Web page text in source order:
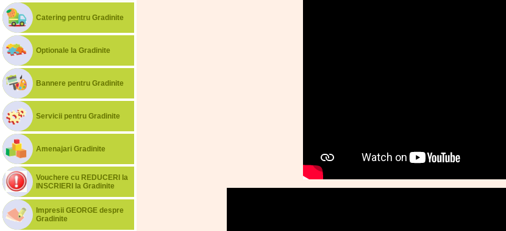
Catering pentru Gradinite
Optionale la Gradinite
Bannere pentru Gradinite
Servicii pentru Gradinite
Amenajari Gradinite
Vouchere cu REDUCERI la
INSCRIERI la Gradinite
Impresii GEORGE despre
Gradinite